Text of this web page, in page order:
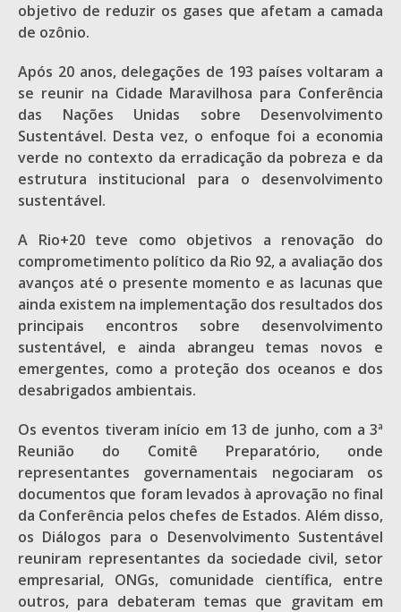
objetivo de reduzir os gases que afetam a camada
de ozônio.
Após 20 anos, delegações de 193 países voltaram a
se reunir na Cidade Maravilhosa para Conferência
das Nações Unidas sobre Desenvolvimento
Sustentável. Desta vez, o enfoque foi a economia
verde no contexto da erradicação da pobreza e da
estrutura institucional para o desenvolvimento
sustentável.
A Rio+20 teve como objetivos a renovação do
comprometimento político da Rio 92, a avaliação dos
avanços até o presente momento e as lacunas que
ainda existem na implementação dos resultados dos
principais encontros sobre desenvolvimento
sustentável, e ainda abrangeu temas novos e
emergentes, como a proteção dos oceanos e dos
desabrigados ambientais.
Os eventos tiveram início em 13 de junho, com a 3ª
Reunião do Comitê Preparatório, onde
representantes governamentais negociaram os
documentos que foram levados à aprovação no final
da Conferência pelos chefes de Estados. Além disso,
os Diálogos para o Desenvolvimento Sustentável
reuniram representantes da sociedade civil, setor
empresarial, ONGs, comunidade científica, entre
outros, para debateram temas que gravitam em